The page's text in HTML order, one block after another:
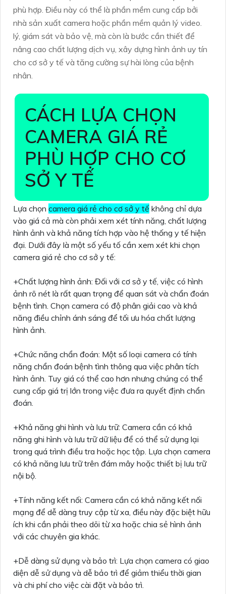
phù hợp. Điều này có thể là phần mềm cung cấp bởi
nhà sản xuất camera hoặc phần mềm quản lý video.
lý, giám sát và bảo vệ, mà còn là bước cần thiết để
nâng cao chất lượng dịch vụ, xây dựng hình ảnh uy tín
cho cơ sở y tế và tăng cường sự hài lòng của bệnh
nhân.
CÁCH LỰA CHỌN
CAMERA GIÁ RẺ
PHÙ HỢP CHO CƠ
SỞ Y TẾ
Lựa chọn camera giá rẻ cho cơ sở y tế không chỉ dựa
vào giá cả mà còn phải xem xét tính năng, chất lượng
hình ảnh và khả năng tích hợp vào hệ thống y tế hiện
đại. Dưới đây là một số yếu tố cần xem xét khi chọn
camera giá rẻ cho cơ sở y tế:
+Chất lượng hình ảnh: Đối với cơ sở y tế, việc có hình
ảnh rõ nét là rất quan trọng để quan sát và chẩn đoán
bệnh tình. Chọn camera có độ phân giải cao và khả
năng điều chỉnh ánh sáng để tối ưu hóa chất lượng
hình ảnh.
+Chức năng chẩn đoán: Một số loại camera có tính
năng chẩn đoán bệnh tình thông qua việc phân tích
hình ảnh. Tuy giá có thể cao hơn nhưng chúng có thể
cung cấp giá trị lớn trong việc đưa ra quyết định chẩn
đoán.
+Khả năng ghi hình và lưu trữ: Camera cần có khả
năng ghi hình và lưu trữ dữ liệu để có thể sử dụng lại
trong quá trình điều tra hoặc học tập. Lựa chọn camera
có khả năng lưu trữ trên đám mây hoặc thiết bị lưu trữ
nội bộ.
+Tính năng kết nối: Camera cần có khả năng kết nối
mạng để dễ dàng truy cập từ xa, điều này đặc biệt hữu
ích khi cần phải theo dõi từ xa hoặc chia sẻ hình ảnh
với các chuyên gia khác.
+Dễ dàng sử dụng và bảo trì: Lựa chọn camera có giao
diện dễ sử dụng và dễ bảo trì để giảm thiểu thời gian
và chi phí cho việc cài đặt và bảo trì.